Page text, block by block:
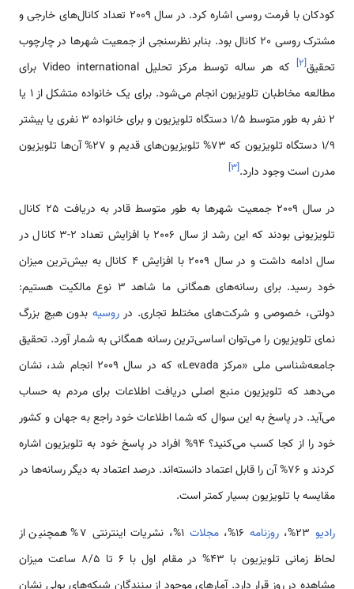
کودکان با فرمت روسی اشاره کرد. در سال 2009 تعداد کانال‌های خارجی و
مشترک روسی 20 کانال بود. بنابر نظرسنجی از جمعیت شهرها در چارچوب
تحقیق[۲]
که هر ساله توسط مرکز تحلیل Video international برای
مطالعه مخاطبان تلویزیون انجام می‌شود. برای یک خانواده متشکل از 1 یا
2 نفر به طور متوسط 1/5 دستگاه تلویزیون و برای خانواده 3 نفری یا بیشتر
1/9 دستگاه تلویزیون که 73% تلویزیون‌های قدیم و 27% آن‌ها تلویزیون
مدرن است وجود دارد.[۳]
در سال 2009 جمعیت شهرها به طور متوسط قادر به دریافت 25 کانال
تلویزیونی بودند که این رشد از سال 2006 با افزایش تعداد 2-3 کانال در
سال ادامه داشت و در سال 2009 با افزایش 4 کانال به بیش‌ترین میزان
خود رسید. برای رسانه‌های همگانی ما شاهد 3 نوع مالکیت هستیم:
دولتی، خصوصی و شرکت‌های مختلط تجاری. در روسیهبدون هیچ بزرگ
نمای تلویزیون را می‌توان اساسی‌ترین رسانه همگانی به شمار آورد. تحقیق
جامعه‌شناسی ملی «مرکز Levada» که در سال 2009 انجام شد، نشان
می‌دهد که تلویزیون منبع اصلی دریافت اطلاعات برای مردم به حساب
می‌آید. در پاسخ به این سوال که شما اطلاعات خود راجع به جهان و کشور
خود را از کجا کسب می‌کنید؟ 94% افراد در پاسخ خود به تلویزیون اشاره
کردند و 76% آن را قابل اعتماد دانسته‌اند. درصد اعتماد به دیگر رسانه‌ها در
مقایسه با تلویزیون بسیار کمتر است.
رادیو23%، روزنامه مجلات
1%، نشریات اینترنتی 7% همچنین از
لحاظ زمانی تلویزیون با 43% در مقام اول با 6 تا 8/5 ساعت میزان